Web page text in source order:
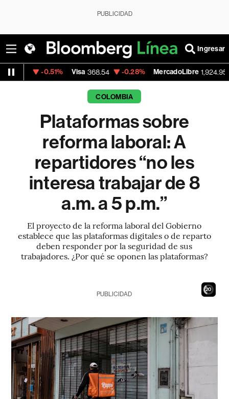
PUBLICIDAD
Ingresar
Visa 368.54 -0.28% MercadoLibre 1,924.95 +1.85%
COLOMBIA
Plataformas sobre
reforma laboral: A
repartidores “no les
interesa trabajar de 8
a.m. a 5 p.m.”
El proyecto de la reforma laboral del Gobierno
establece que las plataformas digitales o de reparto
deben responder por la seguridad de sus
trabajadores. ¿Por qué se oponen las plataformas?
18
PUBLICIDAD